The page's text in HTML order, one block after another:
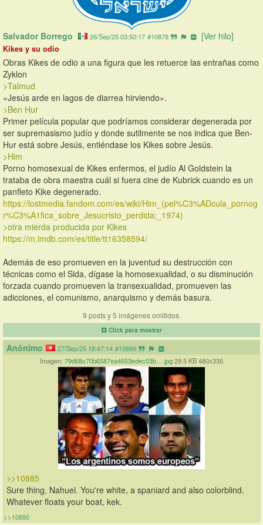
Salvador Borrego 26/Sep/25 03:50:17 #10878 [Ver hilo]
Kikes y su odio
Obras Kikes de odio a una figura que les retuerce las entrañas como
Zyklon
>Talmud
«Jesús arde en lagos de diarrea hirviendo».
>Ben Hur
Primer película popular que podríamos considerar degenerada por
ser supremasismo judío y donde sutilmente se nos indica que Ben-
Hur está sobre Jesús, entiéndase los Kikes sobre Jesús.
>Him
Porno homosexual de Kikes enfermos, el judío Al Goldstein la
trataba de obra maestra cuál si fuera cine de Kubrick cuando es un
panfleto Kike degenerado.
https://lostmedia.fandom.com/es/wiki/Him_(pel%C3%ADcula_pornog
r%C3%A1fica_sobre_Jesucristo_perdida;_1974)
>otra mierda producida por Kikes
https://m.imdb.com/es/title/tt16358594/
Además de eso promueven en la juventud su destrucción con
técnicas como el Sida, dígase la homosexualidad, o su disminución
forzada cuando promueven la transexualidad, promueven las
adicciones, el comunismo, anarquismo y demás basura.
9 posts y 5 imágenes omitidos.
Click para mostrar
Anónimo 27/Sep/25 18:47:14 #10889
Imagen: 79d68c70b6587ea4653edec03b….jpg29.5 KB 480x335
>>10885
Sure thing, Nahuel. You're white, a spaniard and also colorblind.
Whatever floats your boat, kek.
>>10890